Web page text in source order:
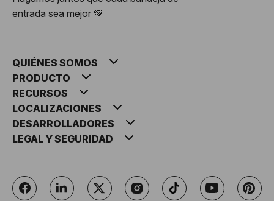
entrada sea mejor 💚
QUIÉNES SOMOS
PRODUCTO
RECURSOS
LOCALIZACIONES
DESARROLLADORES
LEGAL Y SEGURIDAD